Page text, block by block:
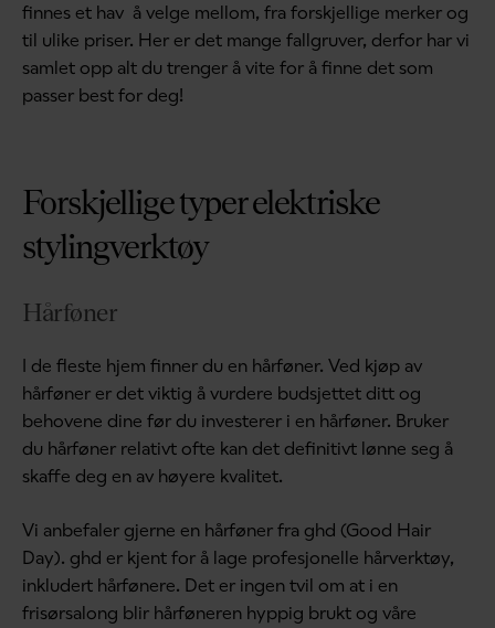
finnes et hav å velge mellom, fra forskjellige merker og
til ulike priser. Her er det mange fallgruver, derfor har vi
samlet opp alt du trenger å vite for å finne det som
passer best for deg!
Forskjellige typer elektriske
stylingverktøy
Hårføner
I de fleste hjem finner du en hårføner. Ved kjøp av
hårføner er det viktig å vurdere budsjettet ditt og
behovene dine før du investerer i en hårføner. Bruker
du hårføner relativt ofte kan det definitivt lønne seg å
skaffe deg en av høyere kvalitet.
Vi anbefaler gjerne en hårføner fra ghd (Good Hair
Day). ghd er kjent for å lage profesjonelle hårverktøy,
inkludert hårfønere. Det er ingen tvil om at i en
frisørsalong blir hårføneren hyppig brukt og våre